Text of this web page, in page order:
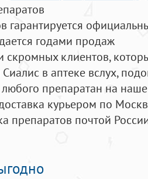
гарантируется
годами продаж
скромных клиентов,
в аптеке вслух,
препаратан на
курьером по
препаратов почтой